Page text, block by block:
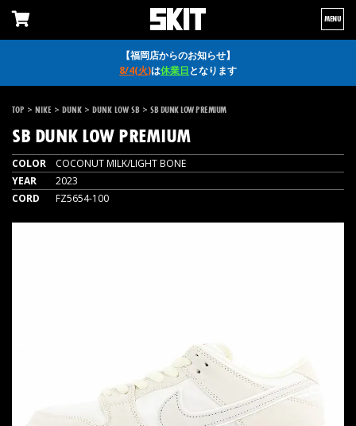
【福岡店からのお知らせ】
8/4(火)は休業日となります
MENU
TOP > NIKE > DUNK > DUNK LOW SB > SB DUNK LOW PREMIUM
SB DUNK LOW PREMIUM
COLOR
COCONUT MILK/LIGHT BONE
YEAR
2023
CORD
FZ5654-100